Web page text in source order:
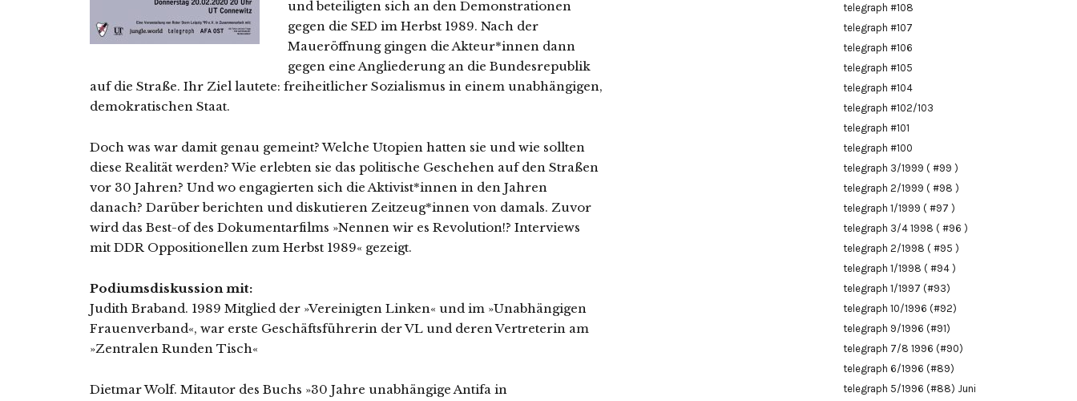
und beteiligten sich an den Demonstrationen
gegen die SED im Herbst 1989. Nach der
Maueröffnung gingen die Akteur*innen dann
gegen eine Angliederung an die Bundesrepublik
auf die Straße. Ihr Ziel lautete: freiheitlicher Sozialismus in einem unabhängigen,
demokratischen Staat.
Doch was war damit genau gemeint? Welche Utopien hatten sie und wie sollten
diese Realität werden? Wie erlebten sie das politische Geschehen auf den Straßen
vor 30 Jahren? Und wo engagierten sich die Aktivist*innen in den Jahren
danach? Darüber berichten und diskutieren Zeitzeug*innen von damals. Zuvor
wird das Best-of des Dokumentarfilms »Nennen wir es Revolution!? Interviews
mit DDR Oppositionellen zum Herbst 1989« gezeigt.
Podiumsdiskussion mit:
Judith Braband. 1989 Mitglied der »Vereinigten Linken« und im »Unabhängigen
Frauenverband«, war erste Geschäftsführerin der VL und deren Vertreterin am
»Zentralen Runden Tisch«
Dietmar Wolf. Mitautor des Buchs »30 Jahre unabhängige Antifa in
telegraph #108
telegraph #107
telegraph #106
telegraph #105
telegraph #104
telegraph #102/103
telegraph #101
telegraph #100
telegraph 3/1999 ( #99 )
telegraph 2/1999 ( #98 )
telegraph 1/1999 ( #97 )
telegraph 3/4 1998 ( #96 )
telegraph 2/1998 ( #95 )
telegraph 1/1998 ( #94 )
telegraph 1/1997 (#93)
telegraph 10/1996 (#92)
telegraph 9/1996 (#91)
telegraph 7/8 1996 (#90)
telegraph 6/1996 (#89)
telegraph 5/1996 (#88) Juni